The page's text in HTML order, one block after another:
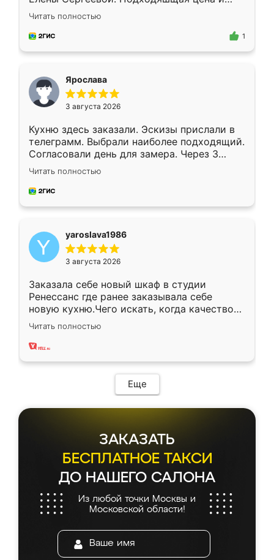
короткие сроки изготовления. Приехавший
для замера сотрудник Владислав
предложил по моему эскизу самый
Читать полностью
1
Ярослава
3 августа 2026
Кухню здесь заказали. Эскизы прислали в
телеграмм. Выбрали наиболее подходящий.
Согласовали день для замера. Через 3
недели кухня была уже готова. Остались
довольны работой. Спасибо Ренессанс
мебель за качественную работу!
Читать полностью
yaroslava1986
3 августа 2026
Заказала себе новый шкаф в студии
Ренессанс где ранее заказывала себе
новую кухню.Чего искать, когда качеством
вполне довольна. Служит кухня уже почти
два года, нареканий нет.
Читать полностью
Еще
ЗАКАЗАТЬ
БЕСПЛАТНОЕ ТАКСИ
ДО НАШЕГО САЛОНА
Из любой точки Москвы и
Московской области!